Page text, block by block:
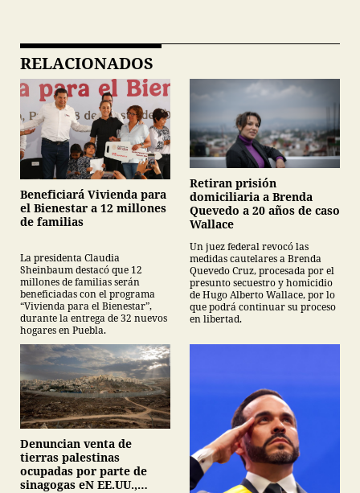
RELACIONADOS
Beneficiará Vivienda para
el Bienestar a 12 millones
de familias
La presidenta Claudia
Sheinbaum destacó que 12
millones de familias serán
beneficiadas con el programa
“Vivienda para el Bienestar”,
durante la entrega de 32 nuevos
hogares en Puebla.
Retiran prisión
domiciliaria a Brenda
Quevedo a 20 años de caso
Wallace
Un juez federal revocó las
medidas cautelares a Brenda
Quevedo Cruz, procesada por el
presunto secuestro y homicidio
de Hugo Alberto Wallace, por lo
que podrá continuar su proceso
en libertad.
Denuncian venta de
tierras palestinas
ocupadas por parte de
sinagogas eN EE.UU.,